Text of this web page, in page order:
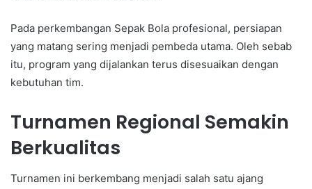
Pada perkembangan Sepak Bola profesional, persiapan
yang matang sering menjadi pembeda utama. Oleh sebab
itu, program yang dijalankan terus disesuaikan dengan
kebutuhan tim.
Turnamen Regional Semakin
Berkualitas
Turnamen ini berkembang menjadi salah satu ajang